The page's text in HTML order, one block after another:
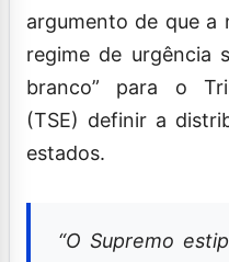
(União-RJ),
aumento no
argumento de que
regime de urgência
branco” para o